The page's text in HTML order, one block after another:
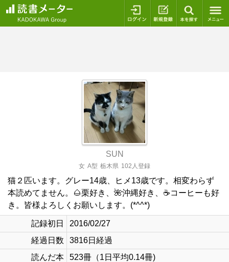
ログイン 新規登録
SUN
女 A型 栃木県 102人登録
猫２匹います。グレー14歳、ヒメ13歳です。相変わらず
本読めてません。🌰栗好き、🌺沖縄好き、☕️コーヒーも好
き。皆様よろしくお願いします。(*^^*)
記録初日
2016/02/27
経過日数
3816日経過
読んだ本
523冊（1日平均0.14冊)